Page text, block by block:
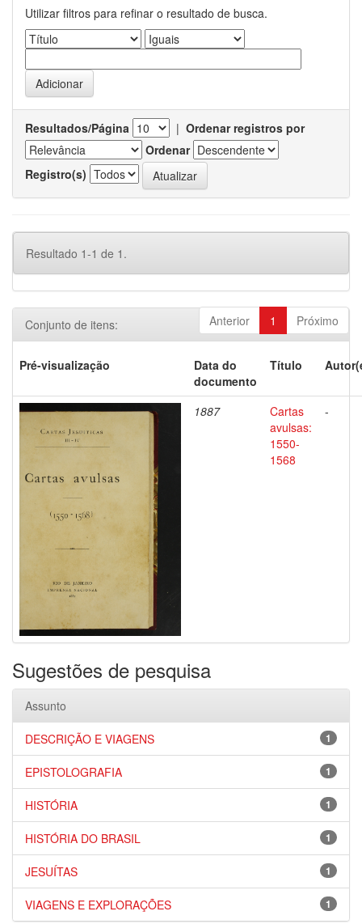
Utilizar filtros para refinar o resultado de busca.
Resultados/Página | Ordenar registros por
Ordenar
Registro(s)
Resultado 1-1 de 1.
Anterior 1 Próximo
Conjunto de itens:
Pré-visualização
Data do
documento
Título
1887
Cartas
avulsas:
1550-
1568
-
Sugestões de pesquisa
Assunto
1
DESCRIÇÃO E VIAGENS
1
EPISTOLOGRAFIA
1
HISTÓRIA
1
HISTÓRIA DO BRASIL
1
JESUÍTAS
1
VIAGENS E EXPLORAÇÕES